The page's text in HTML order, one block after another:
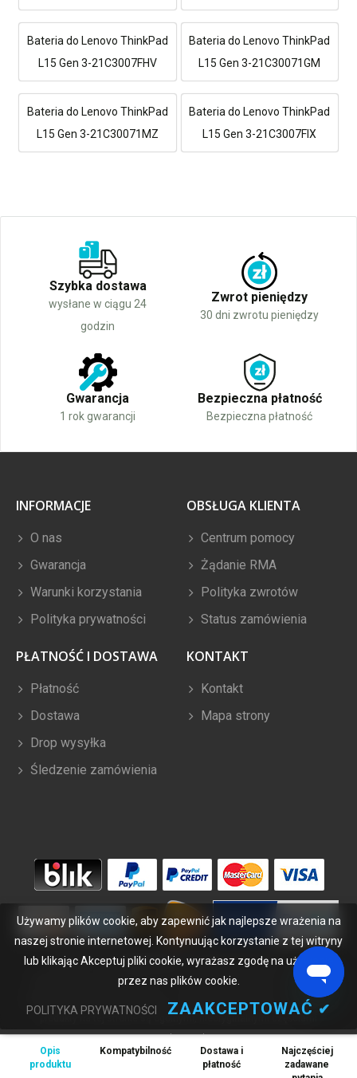
Opis
produktu
Kompatybilność
Dostawa i
płatność
Najczęściej
zadawane
Bateria do Lenovo ThinkPad
L15 Gen 3-21C3007FHV
Bateria do Lenovo ThinkPad
L15 Gen 3-21C30071GM
Bateria do Lenovo ThinkPad
L15 Gen 3-21C30071MZ
Bateria do Lenovo ThinkPad
L15 Gen 3-21C3007FIX
Szybka dostawa
wysłane w ciągu 24
godzin
Zwrot pieniędzy
30 dni zwrotu pieniędzy
Gwarancja
1 rok gwarancji
Bezpieczna płatność
Bezpieczna płatność
INFORMACJE
O nas
Gwarancja
Warunki korzystania
Polityka prywatności
OBSŁUGA KLIENTA
Centrum pomocy
Żądanie RMA
Polityka zwrotów
Status zamówienia
PŁATNOŚĆ I DOSTAWA
Płatność
Dostawa
Drop wysyłka
Śledzenie zamówienia
KONTAKT
Kontakt
Mapa strony
Copyright ©2026 bateriabuy.pl. Wszelkie prawa zastrzeżone.
Wyznaczone znaki handlowe i marki są własnością ich właścicieli.
BateriaBuy.pl nie jest powiązany z żadnymi markami OEM. Wszystkie
produkty na tej stronie są ogólnymi, nieoryginalnymi częściami
zamiennymi.
Wymienione nazwy marek i oznaczenia modeli mają jedynie na celu
Używamy plików cookie, aby zapewnić jak najlepsze wrażenia na
naszej stronie internetowej. Kontynuując korzystanie z tej witryny
lub klikając Akceptuj pliki cookie, wyrażasz zgodę na używanie
przez nas plików cookie.
POLITYKA PRYWATNOŚCI ZAAKCEPTOWAĆ ✔